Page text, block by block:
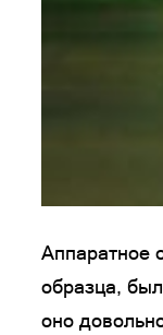
Аппаратное
образца,
оно